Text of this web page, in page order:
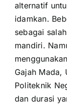
alternatif
idamkan.
sebagai
mandiri.
Gajah Mada,
Politeknik
dan durasi